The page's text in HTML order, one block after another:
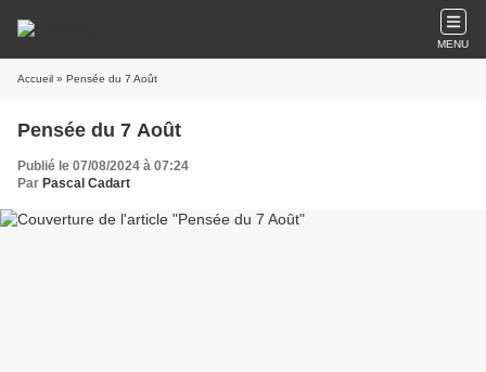
MENU
Accueil » Pensée du 7 Août
Pensée du 7 Août
Publié le 07/08/2024 à 07:24
Par Pascal Cadart